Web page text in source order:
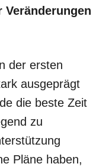
Veränderungen
der ersten
ausgeprägt
die beste Zeit
zu
Pläne haben,